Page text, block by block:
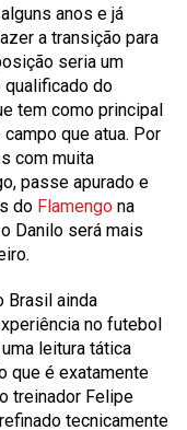
anos e já
a transição para
seria um
do
tem como principal
que atua. Por
com muita
passe apurado e
do Flamengo na
Danilo será mais
Brasil ainda
no futebol
leitura tática
que é exatamente
treinador Felipe
tecnicamente